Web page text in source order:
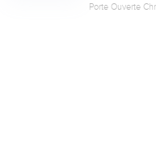
Porte Ouverte